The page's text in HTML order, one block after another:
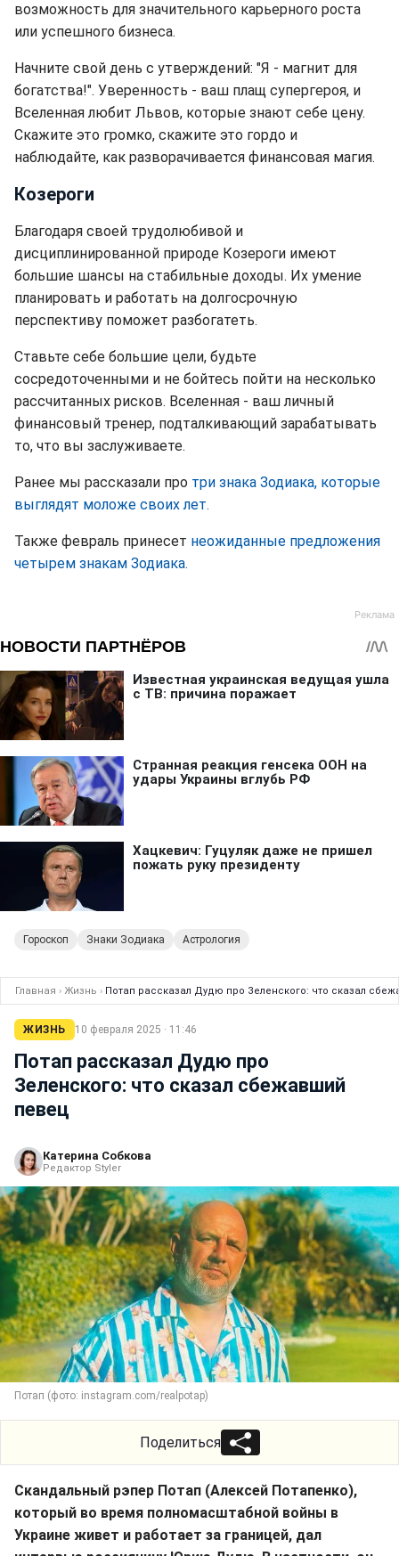
возможность для значительного карьерного роста
или успешного бизнеса.
Начните свой день с утверждений: "Я - магнит для
богатства!". Уверенность - ваш плащ супергероя, и
Вселенная любит Львов, которые знают себе цену.
Скажите это громко, скажите это гордо и
наблюдайте, как разворачивается финансовая магия.
Козероги
Благодаря своей трудолюбивой и
дисциплинированной природе Козероги имеют
большие шансы на стабильные доходы. Их умение
планировать и работать на долгосрочную
перспективу поможет разбогатеть.
Ставьте себе большие цели, будьте
сосредоточенными и не бойтесь пойти на несколько
рассчитанных рисков. Вселенная - ваш личный
финансовый тренер, подталкивающий зарабатывать
то, что вы заслуживаете.
Ранее мы рассказали про три знака Зодиака, которые
выглядят моложе своих лет.
Также февраль принесет неожиданные предложения
четырем знакам Зодиака.
Гороскоп Знаки Зодиака Астрология
Главная › Жизнь › Потап рассказал Дудю про Зеленского: что сказал
ЖИЗНЬ 10 февраля 2025 · 11:46
Потап рассказал Дудю про
Зеленского: что сказал сбежавший
певец
Катерина Собкова
Редактор Styler
Потап (фото: instagram.com/realpotap)
Поделиться
Скандальный рэпер Потап (Алексей Потапенко),
который во время полномасштабной войны в
Украине живет и работает за границей, дал